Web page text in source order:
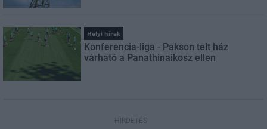
Helyi hírek
Konferencia-liga - Pakson telt ház
várható a Panathinaikosz ellen
HIRDETÉS